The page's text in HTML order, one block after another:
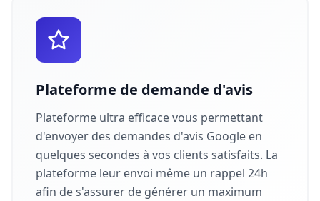
Plateforme de demande d'avis
Plateforme ultra efficace vous permettant
d'envoyer des demandes d'avis Google en
quelques secondes à vos clients satisfaits. La
plateforme leur envoi même un rappel 24h
afin de s'assurer de générer un maximum